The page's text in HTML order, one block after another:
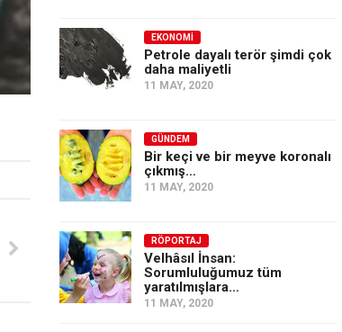
EKONOMI
Petrole dayalı terör şimdi çok
daha maliyetli
11 MAY, 2020
GÜNDEM
Bir keçi ve bir meyve koronalı
çıkmış…
11 MAY, 2020
RÖPORTAJ
Velhâsıl İnsan:
Sorumluluğumuz tüm
yaratılmışlara…
11 MAY, 2020